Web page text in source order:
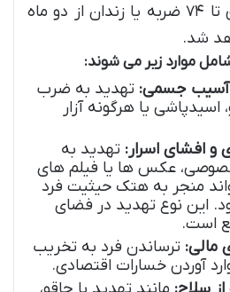
باشد به مجازات شلاق تا ۷۴ ضربه یا زندان از دو ماه
شد.
موارد زیر می شوند:
آسیب جسمی: تهدید به ضرب
یا هرگونه آزار
و افشای اسرار: تهدید به
خصوصی، عکس ها یا فیلم های
منجر به هتک حیثیت فرد
این نوع تهدید در فضای
است.
مالی: ترساندن فرد به تخریب
آوردن خسارات اقتصادی.